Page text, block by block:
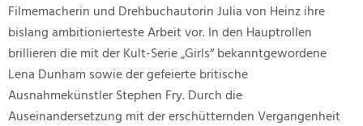
Filmemacherin und Drehbuchautorin Julia von Heinz ihre
bislang ambitionierteste Arbeit vor. In den Hauptrollen
brillieren die mit der Kult-Serie „Girls“ bekanntgewordene
Lena Dunham sowie der gefeierte britische
Ausnahmekünstler Stephen Fry. Durch die
Auseinandersetzung mit der erschütternden Vergangenheit